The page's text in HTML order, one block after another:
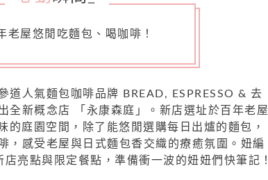
老屋悠閒吃麵包、喝咖啡！
道人氣麵包咖啡品牌 BREAD, ESPRESSO & 去
全新概念店 「永康森庭」。新店選址於百年老屋
的庭園空間，除了能悠閒選購每日出爐的麵包，
，感受老屋與日式麵包香交織的療癒氛圍。妞編
亮點與限定餐點，準備衝一波的妞妞們快筆記！